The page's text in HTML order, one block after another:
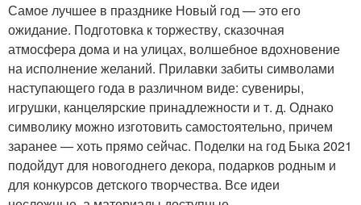
Самое лучшее в празднике Новый год — это его
ожидание. Подготовка к торжеству, сказочная
атмосфера дома и на улицах, волшебное вдохновение
на исполнение желаний. Прилавки забиты символами
наступающего года в различном виде: сувениры,
игрушки, канцелярские принадлежности и т. д. Однако
символику можно изготовить самостоятельно, причем
заранее — хоть прямо сейчас. Поделки на год Быка 2021
подойдут для новогоднего декора, подарков родным и
для конкурсов детского творчества. Все идеи